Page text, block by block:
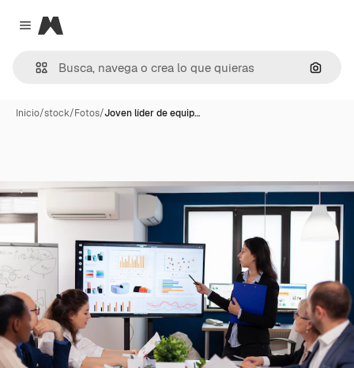
Close menu
Magnific
Inicio/stock/Fotos/Joven líder de equip…